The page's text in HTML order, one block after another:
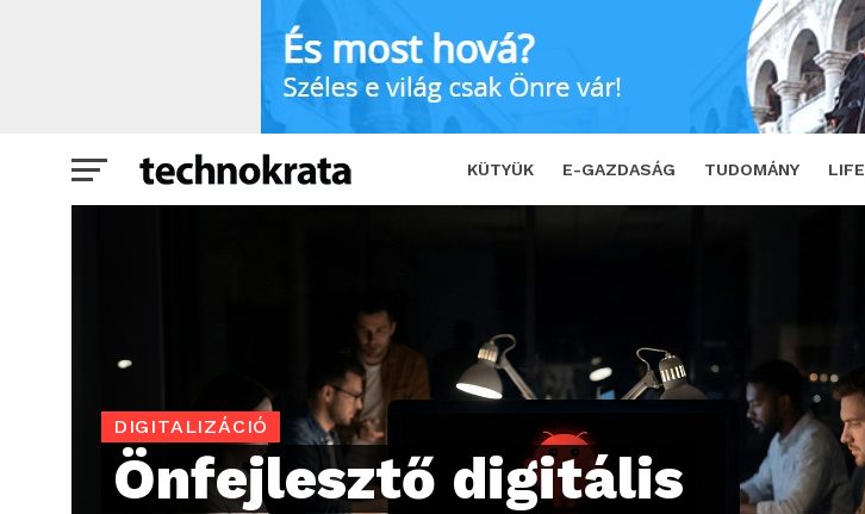
KÜTYÜK E-GAZDASÁG TUDOMÁNY
Önfejlesztő digitális munkatárs, aki önállóan dolgozik – szintet
DIGITALIZÁCIÓ
Önfejlesztő digitális